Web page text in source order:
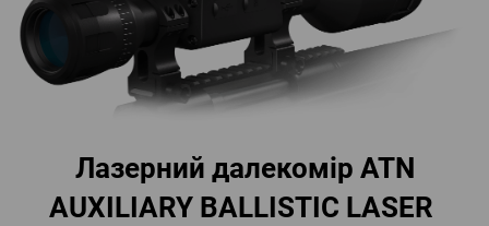
Лазерний далекомір ATN
AUXILIARY BALLISTIC LASER